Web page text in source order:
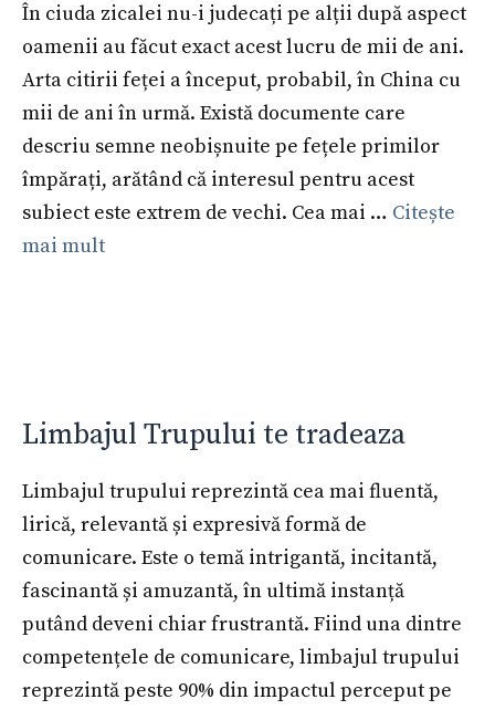
În ciuda zicalei nu-i judecați pe alții după aspect
oamenii au făcut exact acest lucru de mii de ani.
Arta citirii feței a început, probabil, în China cu
mii de ani în urmă. Există documente care
descriu semne neobișnuite pe fețele primilor
împărați, arătând că interesul pentru acest
subiect este extrem de vechi. Cea mai … Citește
mai mult
Limbajul Trupului te tradeaza
Limbajul trupului reprezintă cea mai fluentă,
lirică, relevantă și expresivă formă de
comunicare. Este o temă intrigantă, incitantă,
fascinantă și amuzantă, în ultimă instanță
putând deveni chiar frustrantă. Fiind una dintre
competențele de comunicare, limbajul trupului
reprezintă peste 90% din impactul perceput pe